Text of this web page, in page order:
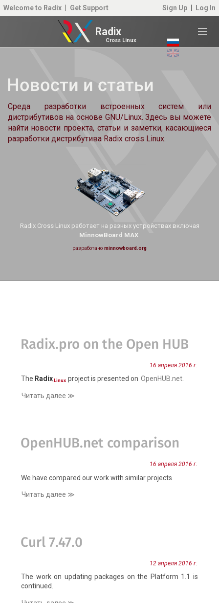
Welcome to Radix Get Support Sign Up Log In
Radix
Cross Linux
Новости и статьи
Среда разработки встроенных систем или
дистрибутивов на основе GNU/Linux. Здесь вы можете
найти новости проекта, статьи и заметки, касающиеся
разработки дистрибутива Radix cross Linux.
Radix Cross Linux работает на разных устройствах включая
MinnowBoard MAX.
разработано minnowboard.org
Radix.pro on the Open HUB
16 апреля 2016 г.
The Radix.Linux project is presented on OpenHUB.net.
Читать далее ≫
OpenHUB.net comparison
16 апреля 2016 г.
We have compared our work with similar projects.
Читать далее ≫
Curl 7.47.0
12 апреля 2016 г.
The work on updating packages on the Platform 1.1 is
continued.